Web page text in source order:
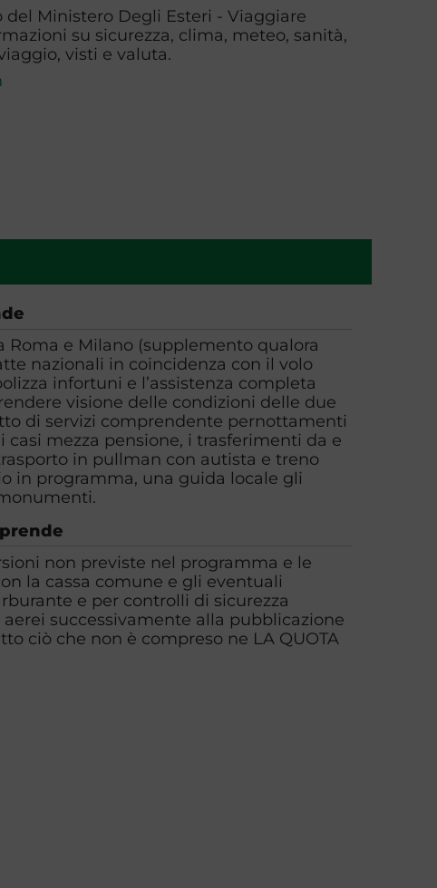
del Ministero Degli Esteri - Viaggiare
su sicurezza, clima, meteo, sanità,
visti e valuta.
Roma e Milano (supplemento qualora
nazionali in coincidenza con il volo
infortuni e l’assistenza completa
visione delle condizioni delle due
di servizi comprendente pernottamenti
casi mezza pensione, i trasferimenti da e
in pullman con autista e treno
in programma, una guida locale gli
non previste nel programma e le
la cassa comune e gli eventuali
e per controlli di sicurezza
successivamente alla pubblicazione
ciò che non è compreso ne LA QUOTA